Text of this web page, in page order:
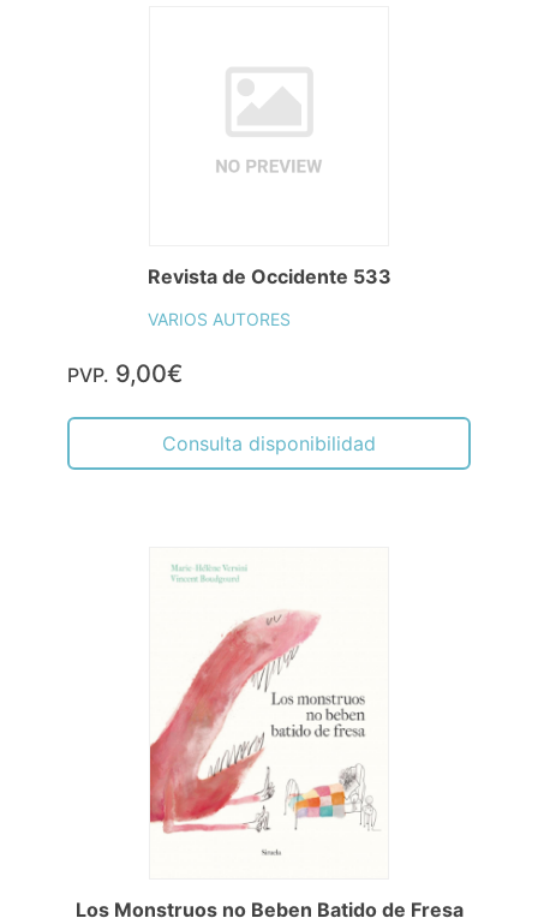
Revista de Occidente 533
VARIOS AUTORES
PVP. 9,00€
Consulta disponibilidad
Los Monstruos no Beben Batido de Fresa